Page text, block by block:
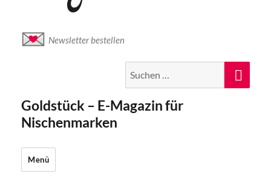
Newsletter bestellen
nach:
Goldstück – E-Magazin für
Nischenmarken
Menü